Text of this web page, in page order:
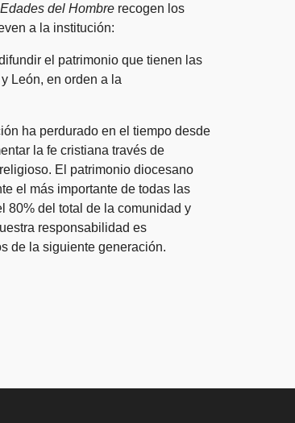
del Hombrerecogen los
a la institución:
el patrimonio que tienen las
León, en orden a la
ha perdurado en el tiempo desde
la fe cristiana través de
El patrimonio diocesano
el más importante de todas las
80% del total de la comunidad y
responsabilidad es
de la siguiente generación.